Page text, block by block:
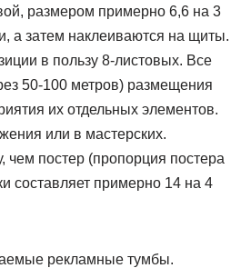
размером примерно 6,6 на 3
а затем наклеиваются на щиты.
в пользу 8-листовых. Все
50-100 метров) размещения
их отдельных элементов.
или в мастерских.
постер (пропорция постера
составляет примерно 14 на 4
рекламные тумбы.